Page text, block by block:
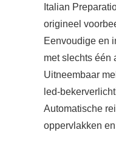
Italian
origineel
Eenvoudige en
met slechts één
Uitneembaar
led-
Automatische
oppervlakken